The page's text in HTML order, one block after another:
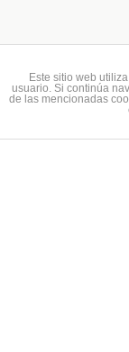
Este sitio web
usuario. Si continúa
de las mencionadas